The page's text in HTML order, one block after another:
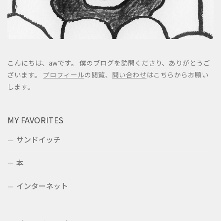
こんにちは、awです。 僕のブログを訪問くださり、ありがとうご
ざいます。 プロフィールの閲覧、 問い合わせはこちらからお願い
します。
MY FAVORITES
サンドイッチ
本
インターネット